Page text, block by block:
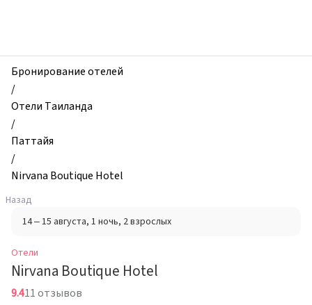
Nirvana
Boutique
Hotel,
Паттайя,
Таиланд
Бронирование отелей
/
Отели Таиланда
/
Паттайя
/
Nirvana Boutique Hotel
Назад
14 – 15 августа, 1 ночь, 2 взрослых
Отели
Nirvana Boutique Hotel
9.411 отзывов